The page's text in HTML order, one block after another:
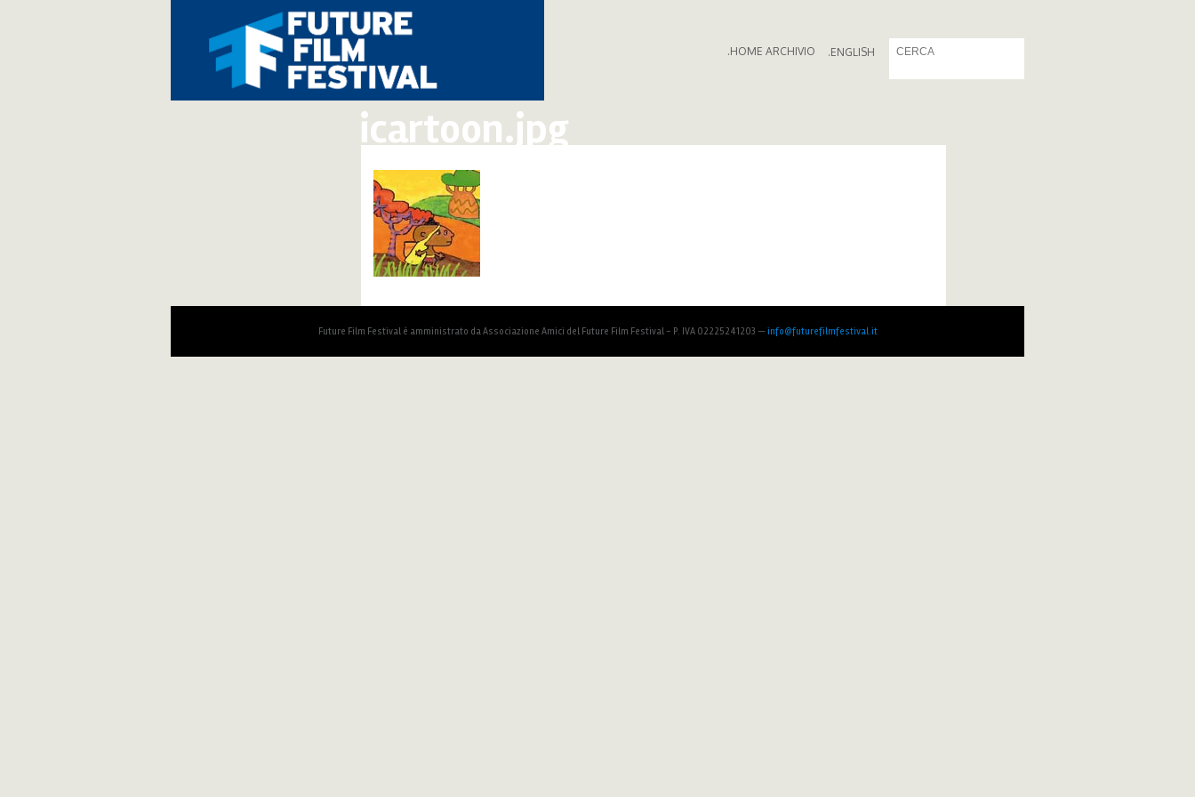
.ENGLISH
.HOME ARCHIVIO
icartoon.jpg
Future Film Festival è amministrato da Associazione Amici del Future Film Festival - P. IVA 02225241203 —info@futurefilmfestival.it